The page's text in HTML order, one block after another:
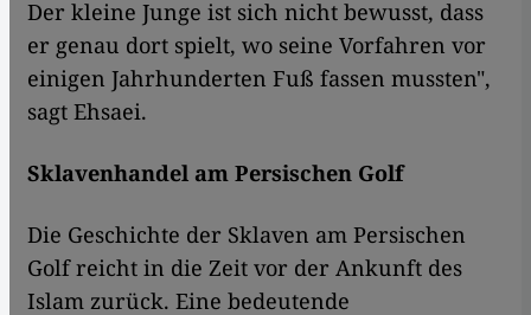
Der kleine Junge ist sich nicht bewusst, dass
er genau dort spielt, wo seine Vorfahren vor
einigen Jahrhunderten Fuß fassen mussten",
sagt Ehsaei.
Sklavenhandel am Persischen Golf
Die Geschichte der Sklaven am Persischen
Golf reicht in die Zeit vor der Ankunft des
Islam zurück. Eine bedeutende